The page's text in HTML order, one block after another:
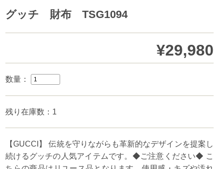
グッチ 財布 TSG1094
¥29,980
数量：
残り在庫数：1
【GUCCI】 伝統を守りながらも革新的なデザインを提案し
続けるグッチの人気アイテムです。◆ご注意ください◆ こ